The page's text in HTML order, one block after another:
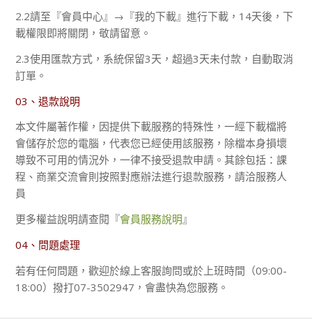
2.2請至『會員中心』→『我的下載』進行下載，14天後，下
載權限即將關閉，敬請留意。
2.3使用匯款方式，系統保留3天，超過3天未付款，自動取消
訂單。
03、退款說明
本文件屬著作權，因提供下載服務的特殊性，一經下載檔將
會儲存於您的電腦，代表您已經使用該服務，除檔本身損壞
導致不可用的情況外，一律不接受退款申請。其餘包括：課
程、商業交流會則按照對應辦法進行退款服務，請洽服務人
員
更多權益說明請查閱『會員服務說明』
04、問題處理
若有任何問題，歡迎於線上客服詢問或於上班時間（09:00-
18:00）撥打07-3502947，會盡快為您服務。